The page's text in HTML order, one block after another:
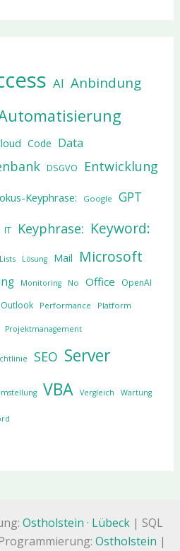
AI Anbindung
Code Data
DSGVO Entwicklung
Keyphrase: Google GPT
IT Keyphrase: Keyword:
Lists Lösung Mail Microsoft
Monitoring No Office OpenAI
Outlook Performance Platform
Projektmanagement
SEO Server
VBA Vergleich Wartung
Ostholstein · Lübeck | SQL
Ostholstein |